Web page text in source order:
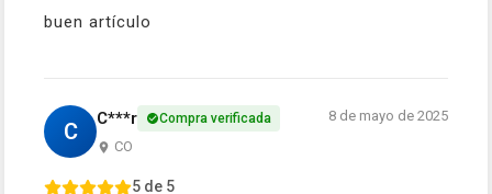
buen artículo
C C***r Compra verificada
CO
8 de mayo de 2025
5 de 5